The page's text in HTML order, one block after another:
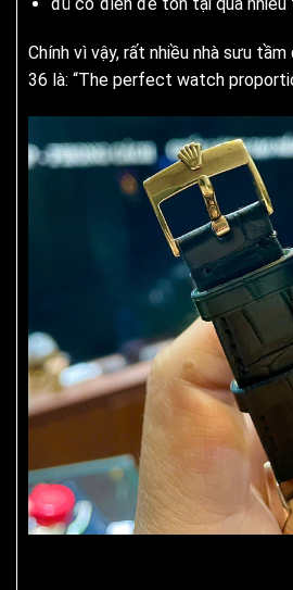
Chính vì vậy, rất nhiều nhà sưu
36 là: “The perfect watch